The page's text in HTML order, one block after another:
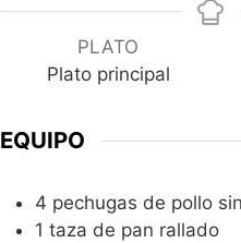
n
u
t
PLATO
Plato principal
EQUIPO
4 pechugas de pollo
1 taza de pan rallado